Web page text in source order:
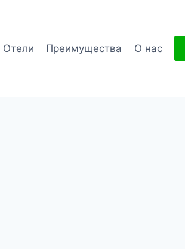
Отели Преимущества О нас